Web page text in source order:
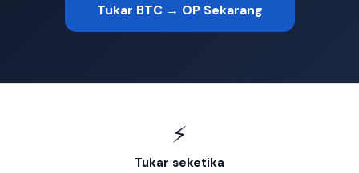
Tukar BTC → OP Sekarang
⚡
Tukar seketika